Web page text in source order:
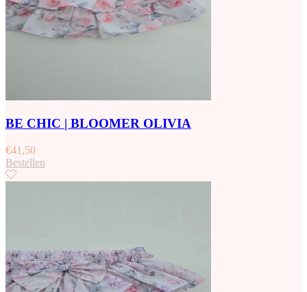
BE CHIC | BLOOMER OLIVIA
€41,50
Bestellen